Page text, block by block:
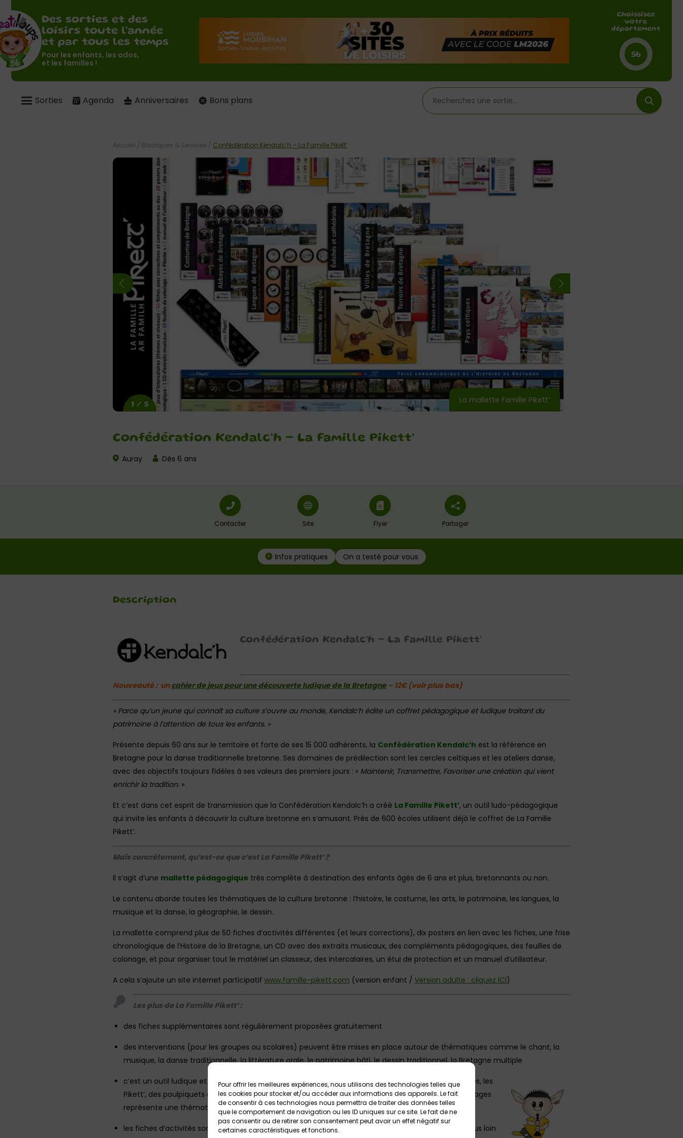
Pour offrir les meilleures expériences, nous utilisons des technologies telles que
les cookies pour stocker et/ou accéder aux informations des appareils. Le fait
de consentir à ces technologies nous permettra de traiter des données telles
que le comportement de navigation ou les ID uniques sur ce site. Le fait de ne
pas consentir ou de retirer son consentement peut avoir un effet négatif sur
certaines caractéristiques et fonctions.
Des sorties et des
loisirs toute l'année
et par tous les temps
Pour les enfants, les ados,
et les familles !
Choissisez
votre
département
56
Sorties Agenda Anniversaires Bons plans
Confédération Kendalc’h – La Famille Pikett’
Auray Dès 6 ans
La mallette Famille Pikett’
1 / 5
Accueil / Boutiques & Services / Confédération Kendalc’h – La Famille Pikett’
Contacter Site Flyer Partager
Infos pratiques On a testé pour vous
Description
Confédération Kendalc’h – La Famille Pikett’
Nouveauté : uncahier de jeux pour une découverte ludique de la Bretagne– 12€ (voir plus bas)
« Parce qu’un jeune qui connaît sa culture s’ouvre au monde, Kendalc’h édite un coffret pédagogique et ludique traitant du
patrimoine à l’attention de tous les enfants. »
Présente depuis 60 ans sur le territoire et forte de ses 15 000 adhérents, la Confédération Kendalc’h est la référence en
Bretagne pour la danse traditionnelle bretonne. Ses domaines de prédilection sont les cercles celtiques et les ateliers danse,
avec des objectifs toujours fidèles à ses valeurs des premiers jours : « Maintenir, Transmettre, Favoriser une création qui vient
enrichir la tradition. »
Et c’est dans cet esprit de transmission que la Confédération Kendalc’h a créé La Famille Pikett’, un outil ludo-pédagogique
qui invite les enfants à découvrir la culture bretonne en s’amusant. Près de 600 écoles utilisent déjà le coffret de La Famille
Pikett’.
Mais concrètement, qu’est-ce que c’est La Famille Pikett’ ?
Il s’agit d’une mallette pédagogique très complète à destination des enfants âgés de 6 ans et plus, bretonnants ou non.
Le contenu aborde toutes les thématiques de la culture bretonne : l’histoire, le costume, les arts, le patrimoine, les langues, la
musique et la danse, la géographie, le dessin.
La mallette comprend plus de 50 fiches d’activités différentes (et leurs corrections), dix posters en lien avec les fiches, une frise
chronologique de l’Histoire de la Bretagne, un CD avec des extraits musicaux, des compléments pédagogiques, des feuilles de
coloriage, et pour organiser tout le matériel un classeur, des intercalaires, un étui de protection et un manuel d’utilisateur.
A cela s’ajoute un site internet participatif www.famille-pikett.com (version enfant / Version adulte : cliquez ICI)
Les plus de La Famille Pikett’ :
des fiches supplémentaires sont régulièrement proposées gratuitement
des interventions (pour les groupes ou scolaires) peuvent être mises en place autour de thématiques comme le chant, la
musique, la danse traditionnelle, la littérature orale, le patrimoine bâti, le dessin traditionnel, la Bretagne multiple
c’est un outil ludique et attractif avec comme interlocuteurs des petitspersonnages sympathiques, les
Pikett’, des poulpiquets cousins des korrigans qui adorent la culture bretonne. Chacun des personnages
représente une thématique précise (géographie, langues, …)
les fiches d’activités sont multi-niveaux selon l’âge des enfants, et proposent des clés pour aller plus loin